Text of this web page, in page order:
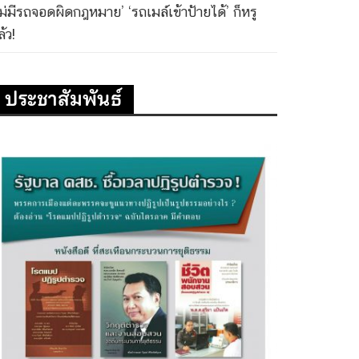
ม่มีรถจอดผิดกฎหมาย’ ‘รถเมล์เข้าป้ายได้’ ก็หรู
ว!
ประชาสัมพันธ์